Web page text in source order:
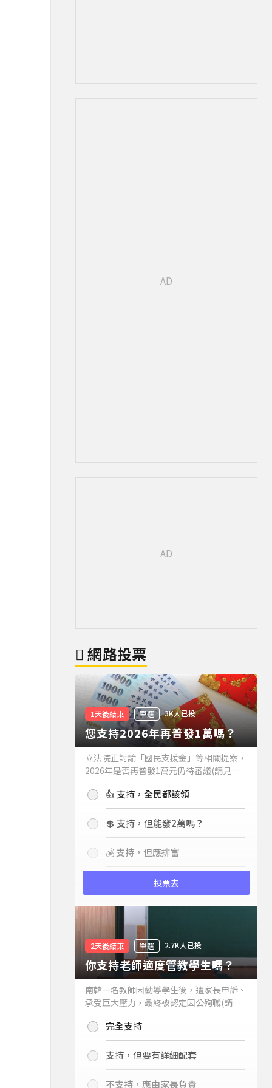
網路投票
1天後結束 單選 3K人已投
您支持2026年再普發1萬嗎？
立法院正討論「國民支援金」等相關提案，
2026年是否再普發1萬元仍待審議(請見下
持嗎？👍 支持，全民都該領
💲 支持，但能發2萬嗎？
💰 支持，但應排富
投票去
2天後結束 單選 2.7K人已投
你支持老師適度管教學生嗎？
南韓一名教師因勸導學生後，遭家長申訴、
承受巨大壓力，最終被認定因公殉職(請見
你支持老師適度管教學生嗎？
完全支持
支持，但要有詳細配套
不支持，應由家長負責